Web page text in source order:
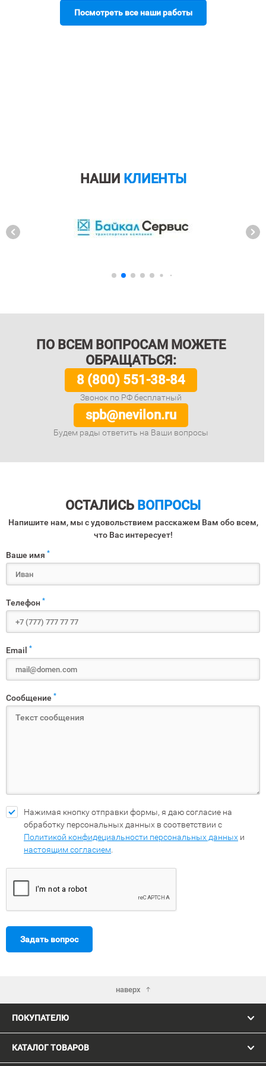
Посмотреть все наши работы
НАШИ КЛИЕНТЫ
ПО ВСЕМ ВОПРОСАМ МОЖЕТЕ
ОБРАЩАТЬСЯ:
8 (800) 551-38-84
Звонок по РФ бесплатный
spb@nevilon.ru
Будем рады ответить на Ваши вопросы
ОСТАЛИСЬ ВОПРОСЫ
Напишите нам, мы с удовольствием расскажем Вам обо всем,
что Вас интересует!
Ваше имя *
Телефон *
Email *
Сообщение *
Нажимая кнопку отправки формы, я даю согласие на
обработку персональных данных в соответствии с
Политикой конфидециальности персональных данных и
настоящим согласием
Задать вопрос
наверх
ПОКУПАТЕЛЮ
КАТАЛОГ ТОВАРОВ